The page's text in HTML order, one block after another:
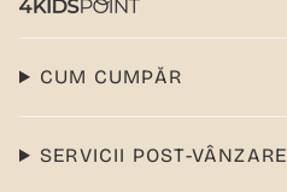
CUM CUMPĂR
SERVICII POST-VÂNZARE